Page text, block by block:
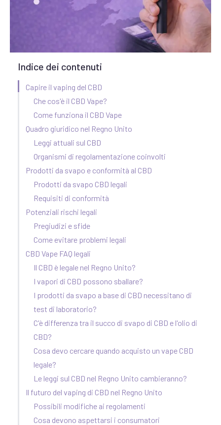
Indice dei contenuti
Capire il vaping del CBD
Che cos'è il CBD Vape?
Come funziona il CBD Vape
Quadro giuridico nel Regno Unito
Leggi attuali sul CBD
Organismi di regolamentazione coinvolti
Prodotti da svapo e conformità al CBD
Prodotti da svapo CBD legali
Requisiti di conformità
Potenziali rischi legali
Pregiudizi e sfide
Come evitare problemi legali
CBD Vape FAQ legali
Il CBD è legale nel Regno Unito?
I vapori di CBD possono sballare?
I prodotti da svapo a base di CBD necessitano di
test di laboratorio?
C'è differenza tra il succo di svapo di CBD e l'olio di
CBD?
Cosa devo cercare quando acquisto un vape CBD
legale?
Le leggi sul CBD nel Regno Unito cambieranno?
Il futuro del vaping di CBD nel Regno Unito
Possibili modifiche ai regolamenti
Cosa devono aspettarsi i consumatori